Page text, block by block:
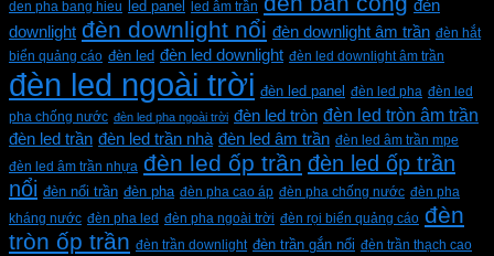
den pha bang hieu led panel led âm trần
đèn
downlight đèn downlight nổi đèn downlight âm trần đèn hắt
biển quảng cáo đèn led đèn led downlight đèn led downlight âm trần
đèn led ngoài trời đèn led panel đèn led pha đèn led
pha chống nước đèn led pha ngoài trời đèn led tròn đèn led tròn âm trần
đèn led trần đèn led trần nhà đèn led âm trần đèn led âm trần mpe
đèn led âm trần nhựa đèn led ốp trần đèn led ốp trần
nổi đèn nổi trần đèn pha đèn pha cao áp đèn pha chống nước đèn pha
kháng nước đèn pha led đèn pha ngoài trời đèn rọi biển quảng cáo đèn
tròn ốp trần đèn trần downlight đèn trần gắn nổi đèn trần thạch cao